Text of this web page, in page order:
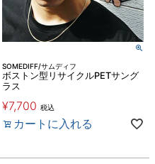
SOMEDIFF/サムディフ
ボストン型リサイクルPETサング
ラス
¥7,700 税込
カートに入れる